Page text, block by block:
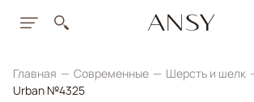
Главная Современные Шерсть и шелк
Urban №4325